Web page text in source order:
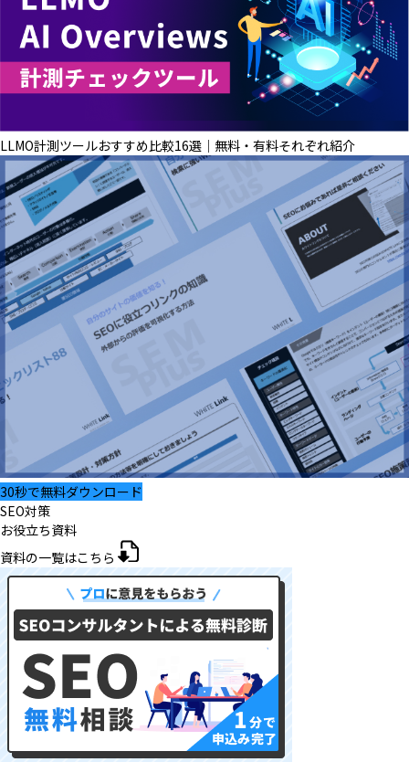
LLMO計測ツールおすすめ比較16選│無料・有料それぞれ紹介
30秒で無料ダウンロード
SEO対策
お役立ち資料
資料の一覧はこちら